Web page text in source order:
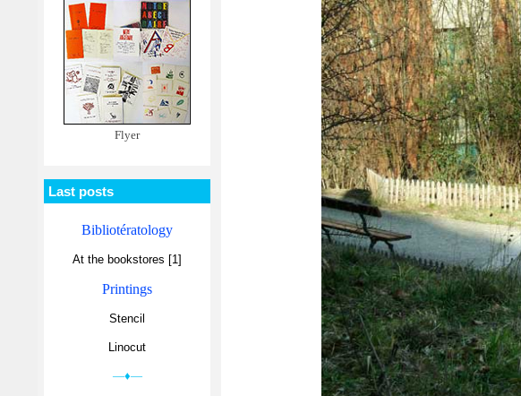
Flyer
Last posts
Bibliotératology
At the bookstores [1]
Printings
Stencil
Linocut
—♦—